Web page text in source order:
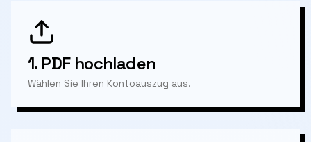
1. PDF hochladen
Wählen Sie Ihren Kontoauszug aus.